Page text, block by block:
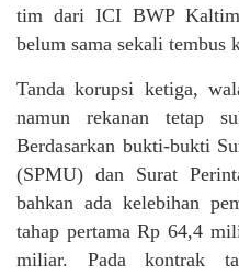
tim dari ICI BWP
belum sama sekali tembus
Tanda korupsi ketiga,
namun rekanan tetap
Berdasarkan bukti-bukti
(SPMU) dan Surat
bahkan ada kelebihan
tahap pertama Rp 64,4
miliar. Pada kontrak